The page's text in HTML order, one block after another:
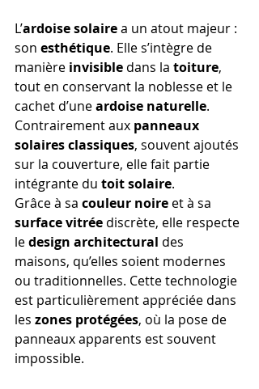
L’ardoise solaire a un atout majeur :
son esthétique. Elle s’intègre de
manière invisible dans la toiture,
tout en conservant la noblesse et le
cachet d’une ardoise naturelle.
Contrairement aux panneaux
solaires classiques, souvent ajoutés
sur la couverture, elle fait partie
intégrante du toit solaire.
Grâce à sa couleur noire et à sa
surface vitrée discrète, elle respecte
le design architectural des
maisons, qu’elles soient modernes
ou traditionnelles. Cette technologie
est particulièrement appréciée dans
les zones protégées, où la pose de
panneaux apparents est souvent
impossible.